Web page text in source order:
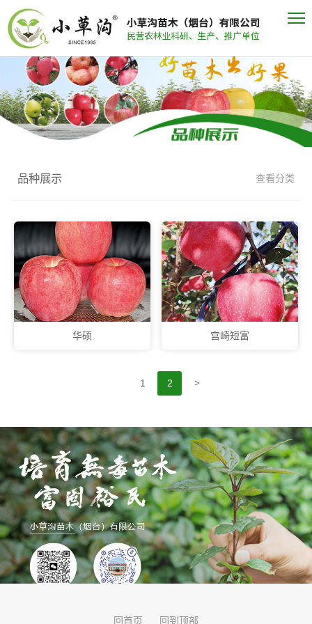
品种展示 查看分类
华硕 宫崎短富
1 2 >
回首页 回到顶部